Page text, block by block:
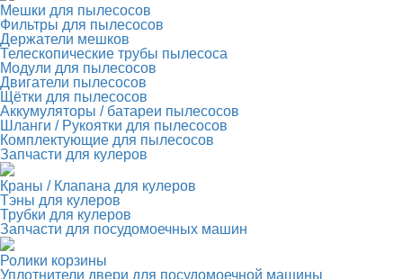
Мешки для пылесосов
Фильтры для пылесосов
Держатели мешков
Телескопические трубы пылесоса
Модули для пылесосов
Двигатели пылесосов
Щётки для пылесосов
Аккумуляторы / батареи пылесосов
Шланги / Рукоятки для пылесосов
Комплектующие для пылесосов
Запчасти для кулеров
Краны / Клапана для кулеров
Тэны для кулеров
Трубки для кулеров
Запчасти для посудомоечных машин
Ролики корзины
Уплотнители двери для посудомоечной машины